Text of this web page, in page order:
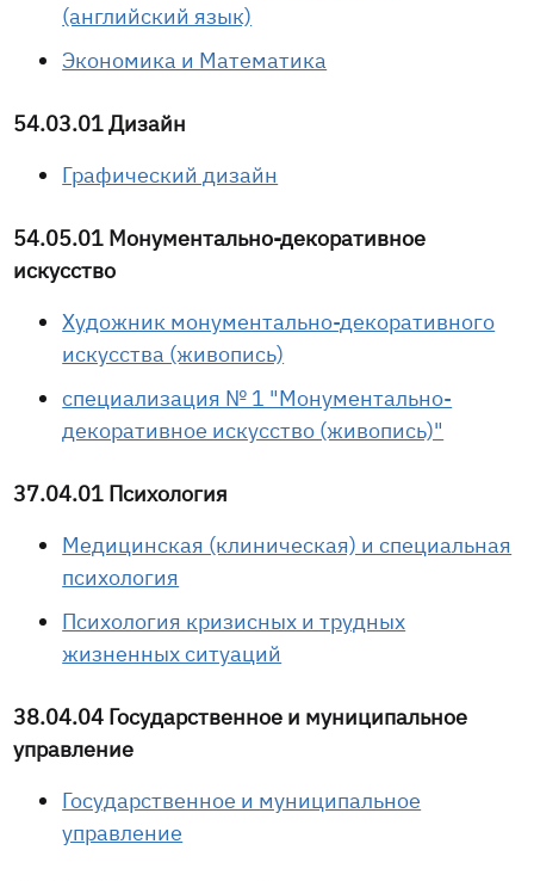
(английский язык)
Экономика и Математика
54.03.01 Дизайн
Графический дизайн
54.05.01 Монументально-декоративное
искусство
Художник монументально-декоративного
искусства (живопись)
специализация № 1 "Монументально-
декоративное искусство (живопись)"
37.04.01 Психология
Медицинская (клиническая) и специальная
психология
Психология кризисных и трудных
жизненных ситуаций
38.04.04 Государственное и муниципальное
управление
Государственное и муниципальное
управление